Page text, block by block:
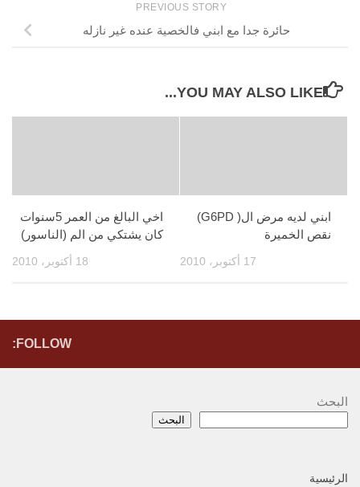
PREVIOUS STORY
حائرة جدا مع ابني فالخصية عنده غير نازله
YOU MAY ALSO LIKE...
اخي البالغ من العمر 5سنوات
كان يشتكي من الم (الناسور)
18 أكتوبر، 2010
ابني لديه مرض ال( G6PD)
نقص الخميرة
17 أكتوبر، 2010
FOLLOW:
البحث
البحث
الرئيسية